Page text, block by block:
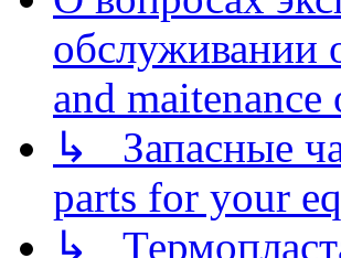
обслуживании
and
↳ Запасные
parts for your
↳